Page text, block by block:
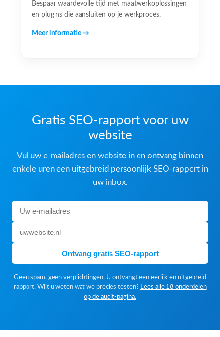
Bespaar waardevolle tijd met maatwerkoplossingen
en plugins die aansluiten op je werkproces.
Meer informatie →
Gratis SEO-rapport voor uw
website
Vul uw e-mailadres en website in en ontvang binnen
enkele uren een uitgebreid persoonlijk SEO-rapport in
uw inbox.
Ontvang gratis SEO-rapport
Geen spam, geen verplichtingen. U ontvangt een eerlijk en uitgebreid
rapport. Wilt u weten wat we precies testen? Lees alle 18 onderdelen
op de audit-pagina.